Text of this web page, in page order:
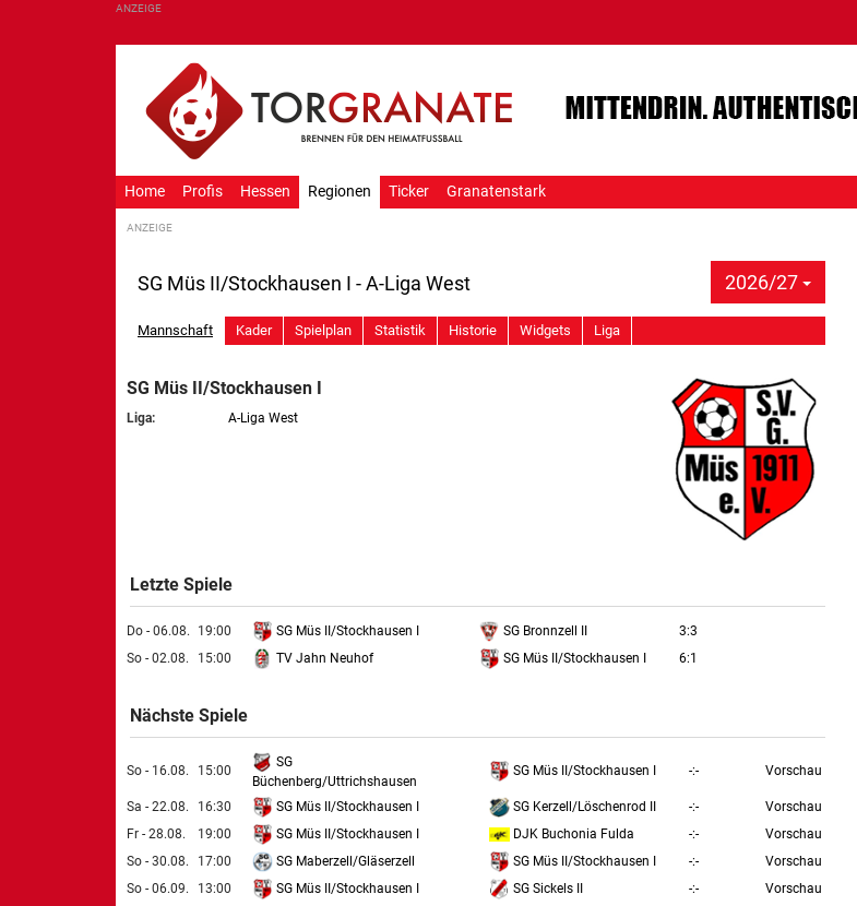
Home Profis Hessen Regionen Ticker Granatenstark
2026/27
SG Müs II/Stockhausen I - A-Liga West
Mannschaft Kader Spielplan Statistik Historie Widgets Liga
SG Müs II/Stockhausen I
Liga: A-Liga West
Letzte Spiele
Do - 06.08. 19:00 SG Müs II/Stockhausen I SG Bronnzell II
3:3
So - 02.08.
15:00 TV Jahn Neuhof SG Müs II/Stockhausen I 6:1
Nächste Spiele
So - 16.08. 15:00
SG
Büchenberg/Uttrichshausen
SG Müs II/Stockhausen I -:- Vorschau
Sa - 22.08. 16:30 SG Müs II/Stockhausen I SG Kerzell/Löschenrod II -:-
Vorschau
Fr - 28.08.
19:00 SG Müs II/Stockhausen I DJK Buchonia Fulda -:-
Vorschau
So - 30.08.
17:00 SG Maberzell/Gläserzell SG Müs II/Stockhausen I -:-
Vorschau
So - 06.09.
13:00 SG Müs II/Stockhausen I SG Sickels II -:- Vorschau